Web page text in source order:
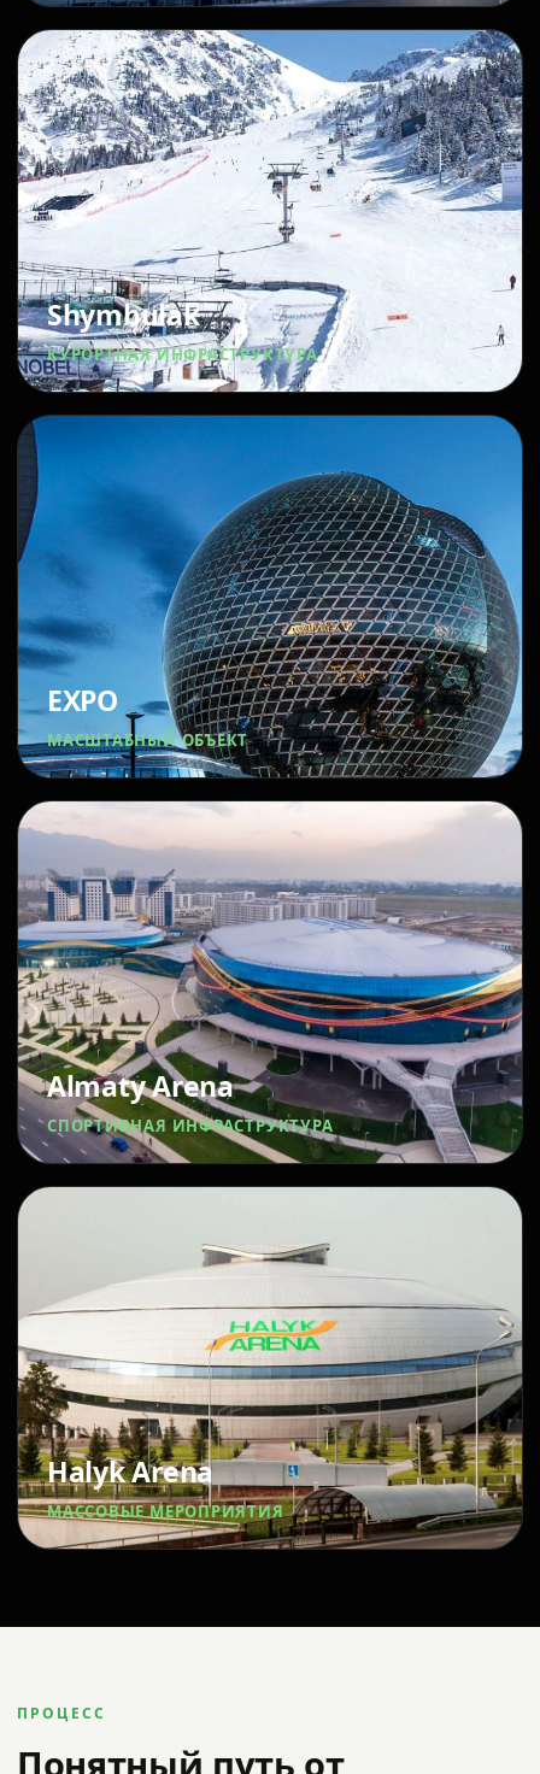
Shymbulak
КУРОРТНАЯ ИНФРАСТРУКТУРА
EXPO
МАСШТАБНЫЙ ОБЪЕКТ
Almaty Arena
СПОРТИВНАЯ ИНФРАСТРУКТУРА
Halyk Arena
МАССОВЫЕ МЕРОПРИЯТИЯ
ПРОЦЕСС
Понятный путь от